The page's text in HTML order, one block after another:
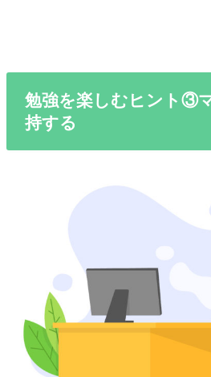
勉強を楽しむヒント③
持する